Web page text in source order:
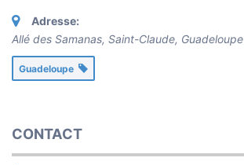
Adresse:
Allé des Samanas, Saint-Claude, Guadeloupe
Guadeloupe
CONTACT